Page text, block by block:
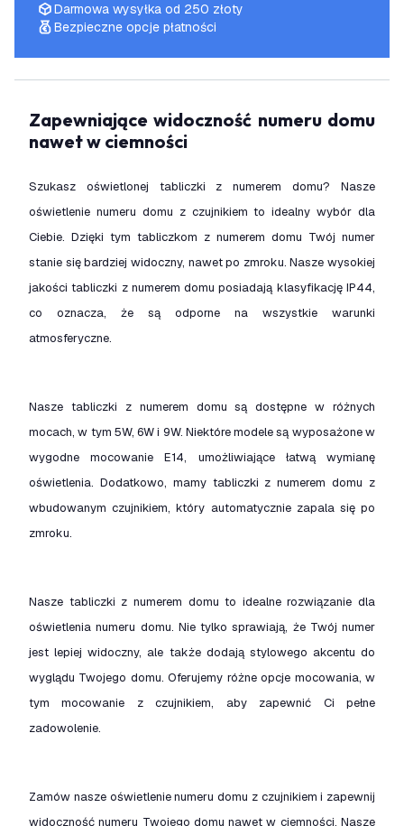
Darmowa wysyłka od 250 złoty
Bezpieczne opcje płatności
Zapewniające widoczność numeru domu
nawet w ciemności
Szukasz oświetlonej tabliczki z numerem domu? Nasze
oświetlenie numeru domu z czujnikiem to idealny wybór dla
Ciebie. Dzięki tym tabliczkom z numerem domu Twój numer
stanie się bardziej widoczny, nawet po zmroku. Nasze wysokiej
jakości tabliczki z numerem domu posiadają klasyfikację IP44,
co oznacza, że są odporne na wszystkie warunki
atmosferyczne.
Nasze tabliczki z numerem domu są dostępne w różnych
mocach, w tym 5W, 6W i 9W. Niektóre modele są wyposażone w
wygodne mocowanie E14, umożliwiające łatwą wymianę
oświetlenia. Dodatkowo, mamy tabliczki z numerem domu z
wbudowanym czujnikiem, który automatycznie zapala się po
zmroku.
Nasze tabliczki z numerem domu to idealne rozwiązanie dla
oświetlenia numeru domu. Nie tylko sprawiają, że Twój numer
jest lepiej widoczny, ale także dodają stylowego akcentu do
wyglądu Twojego domu. Oferujemy różne opcje mocowania, w
tym mocowanie z czujnikiem, aby zapewnić Ci pełne
zadowolenie.
Zamów nasze oświetlenie numeru domu z czujnikiem i zapewnij
widoczność numeru Twojego domu nawet w ciemności. Nasze